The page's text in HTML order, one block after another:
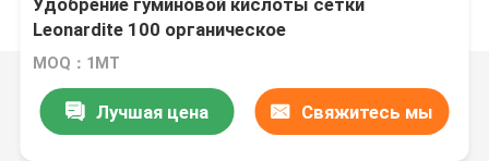
Удобрение гуминовой кислоты сетки
Leonardite 100 органическое
MOQ：1МТ
Лучшая цена Свяжитесь мы